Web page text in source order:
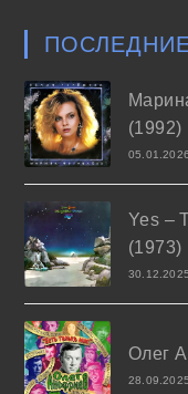
(1992)
05.01.2026
Yes –
(1973)
30.12.2025
Олег
28.09.2025